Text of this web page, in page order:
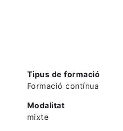
Tipus de formació
Formació contínua
Modalitat
mixte